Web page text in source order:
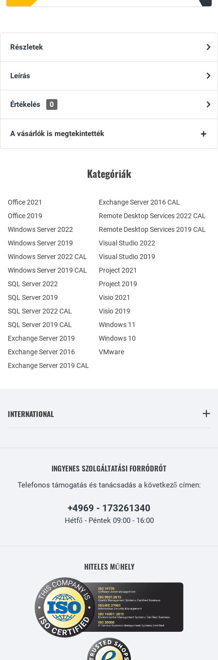
Részletek
Leírás
Értékelés 0
A vásárlók is megtekintették
Kategóriák
Office 2021
Office 2019
Windows Server 2022
Windows Server 2019
Exchange Server 2019
Exchange Server 2016
SQL Server 2022
SQL Server 2019
Windows Server 2022 CAL
Windows Server 2019 CAL
SQL Server 2022 CAL
SQL Server 2019 CAL
Remote Desktop Services 2022 CAL
Remote Desktop Services 2019 CAL
Exchange Server 2019 CAL
Exchange Server 2016 CAL
Visual Studio 2022
Visual Studio 2019
Project 2021
Project 2019
Visio 2021
Visio 2019
Windows 11
Windows 10
VMware
INTERNATIONAL
INGYENES SZOLGÁLTATÁSI FORRÓDRÓT
Telefonos támogatás és tanácsadás a következő címen:
+4969 - 173261340
Hétfő - Péntek 09:00 - 16:00
HITELES MŰHELY